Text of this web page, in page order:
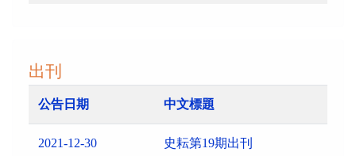
出刊
公告日期 中文標題
2021-12-30 史耘第19期出刊